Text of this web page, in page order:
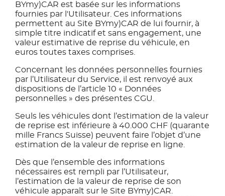
BYmy)CAR est basée sur les informations
fournies par l'Utilisateur. Ces informations
permettent au Site BYmy)CAR de lui fournir, à
simple titre indicatif et sans engagement, une
valeur estimative de reprise du véhicule, en
euros toutes taxes comprises.
Concernant les données personnelles fournies
par l’Utilisateur du Service, il est renvoyé aux
dispositions de l’article 10 « Données
personnelles » des présentes CGU.
Seuls les véhicules dont l’estimation de la valeur
de reprise est inférieure à 40.000 CHF (quarante
mille Francs Suisse) peuvent faire l’objet d’une
estimation de la valeur de reprise en ligne.
Dès que l’ensemble des informations
nécessaires est rempli par l’Utilisateur,
l’estimation de la valeur de reprise de son
véhicule apparaît sur le Site BYmy)CAR.